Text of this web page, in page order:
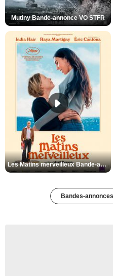
Mutiny Bande-annonce VO STFR
Les Matins merveilleux Bande-annonce VF
Bandes-